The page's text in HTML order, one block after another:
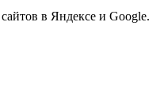
в Яндексе и Google.